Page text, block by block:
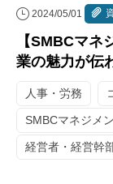
2024/05/01
【SMBCマ
業の魅力が伝
人事・労務
SMBCマネジメ
経営者・経営幹